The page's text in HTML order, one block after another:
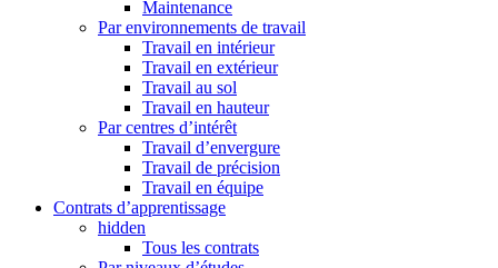
Maintenance
Par environnements de travail
Travail en intérieur
Travail en extérieur
Travail au sol
Travail en hauteur
Par centres d’intérêt
Travail d’envergure
Travail de précision
Travail en équipe
Contrats d’apprentissage
hidden
Tous les contrats